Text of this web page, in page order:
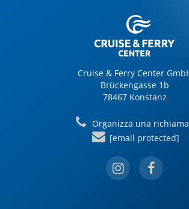
Cruise & Ferry Center
Brückengasse 1b
78467 Konstanz
Organizza una
[email protected]